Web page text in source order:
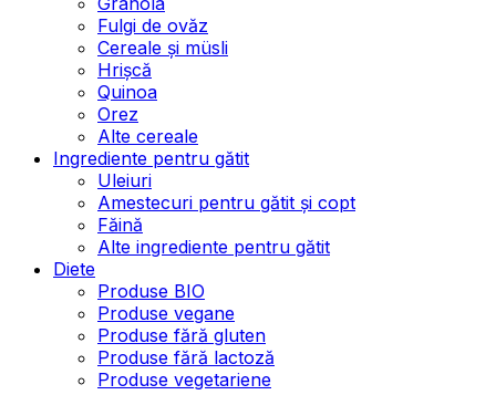
Fulgi de ovăz
Cereale și müsli
Hrișcă
Quinoa
Orez
Alte cereale
Ingrediente pentru gătit
Uleiuri
Amestecuri pentru gătit și copt
Făină
Alte ingrediente pentru gătit
Diete
Produse BIO
Produse vegane
Produse fără gluten
Produse fără lactoză
Produse vegetariene